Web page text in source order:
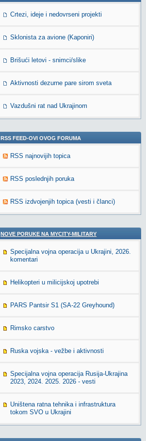
Crtezi, ideje i nedovrseni projekti
Sklonista za avione (Kaponiri)
Brišući letovi - snimci/slike
Aktivnosti dezurne pare sirom sveta
Vazdušni rat nad Ukrajinom
RSS FEED-OVI OVOG FORUMA
RSS najnovijih topica
RSS poslednjih poruka
RSS izdvojenjih topica (vesti i članci)
NOVE PORUKE NA MYCITY-MILITARY
Specijalna vojna operacija u Ukrajini, 2026.
komentari
Helikopteri u milicijskoj upotrebi
PARS Pantsir S1 (SA-22 Greyhound)
Rimsko carstvo
Ruska vojska - vežbe i aktivnosti
Specijalna vojna operacija Rusija-Ukrajina
2023, 2024. 2025. 2026 - vesti
Uništena ratna tehnika i infrastruktura
tokom SVO u Ukrajini